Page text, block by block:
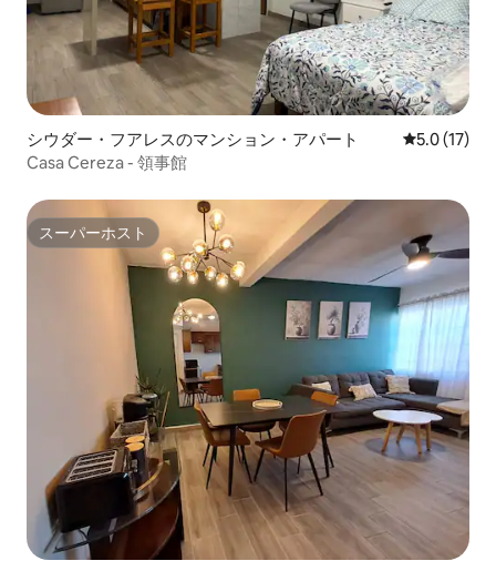
シウダー・フアレスのマンション・アパート レビュー17
5.0 (17)
Casa Cereza - 領事館
スーパーホスト
スーパーホスト